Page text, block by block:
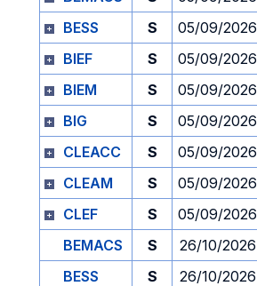
BESS
S 05/09/2026
BIEF
S 05/09/2026
BIEM
S 05/09/2026
BIG
S 05/09/2026
CLEACC
S 05/09/2026
CLEAM
S 05/09/2026
CLEF
S 05/09/2026
BEMACS
S 26/10/2026
BESS
S 26/10/2026